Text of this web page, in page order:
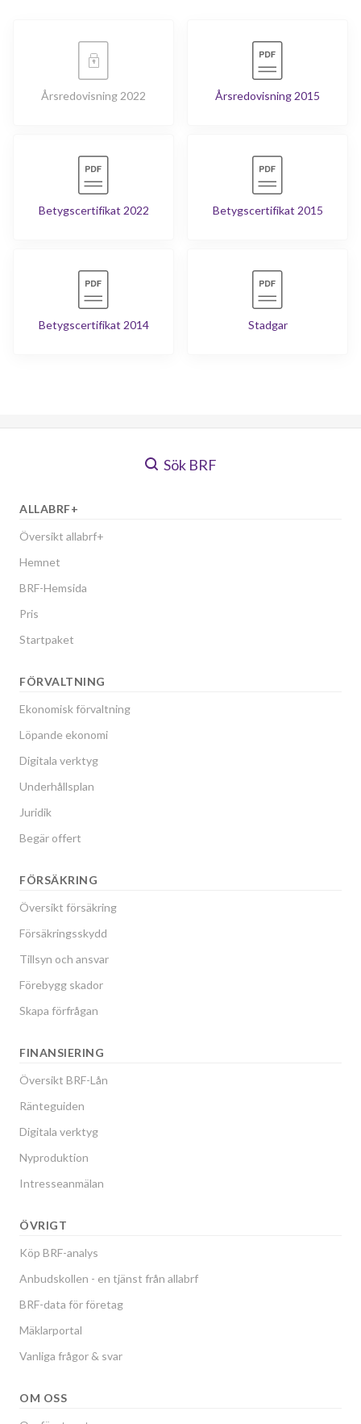
Årsredovisning 2022 Årsredovisning 2015
Betygscertifikat 2022 Betygscertifikat 2015
Betygscertifikat 2014 Stadgar
Sök BRF
ALLABRF+
Översikt allabrf+
Hemnet
BRF-Hemsida
Pris
Startpaket
FÖRVALTNING
Ekonomisk förvaltning
Löpande ekonomi
Digitala verktyg
Underhållsplan
Juridik
Begär offert
FÖRSÄKRING
Översikt försäkring
Försäkringsskydd
Tillsyn och ansvar
Förebygg skador
Skapa förfrågan
FINANSIERING
Översikt BRF-Lån
Ränteguiden
Digitala verktyg
Nyproduktion
Intresseanmälan
ÖVRIGT
Köp BRF-analys
Anbudskollen - en tjänst från allabrf
BRF-data för företag
Mäklarportal
Vanliga frågor & svar
OM OSS